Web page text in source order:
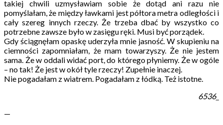
takiej chwili uzmysławiam sobie że dotąd ani razu nie
pomyślałam, że między ławkami jest półtora metra odległości i
cały szereg innych rzeczy. Że trzeba dbać by wszystko co
potrzebne zawsze było w zasięgu ręki. Musi być porządek.
Gdy ściągnęłam opaskę uderzyła mnie jasność. W skupieniu na
ciemności zapomniałam, że mam towarzyszy. Że nie jestem
sama. Że w oddali widać port, do którego płyniemy. Że w ogóle
– no tak! Że jest w okół tyle rzeczy! Zupełnie inaczej.
Nie pogadałam z wiatrem. Pogadałam z łódką. Też istotne.
6536_
—